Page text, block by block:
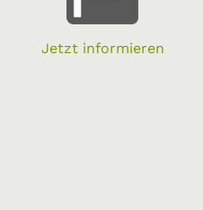
Jetzt informieren